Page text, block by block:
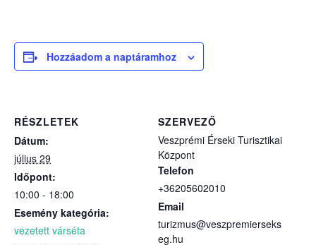
Hozzáadom a naptáramhoz
RÉSZLETEK
Dátum:
július 29
Időpont:
10:00 - 18:00
Esemény kategória:
vezetett várséta
SZERVEZŐ
Veszprémi Érseki Turisztikai
Központ
Telefon
+36205602010
Email
turizmus@veszpremierseks
eg.hu